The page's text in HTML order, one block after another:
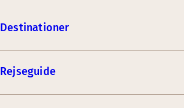
Destinationer
Rejseguide